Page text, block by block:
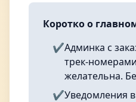
Коротко о
✔️Админка с
трек-
желательна.
✔️Уведомления